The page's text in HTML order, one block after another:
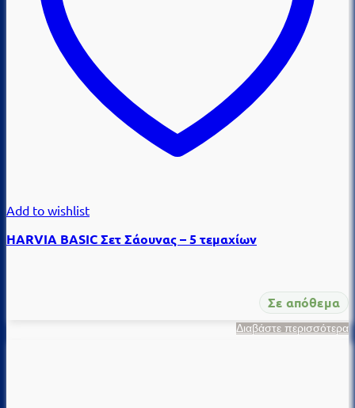
Add to wishlist
HARVIA BASIC Σετ Σάουνας – 5 τεμαχίων
Σε απόθεμα
Διαβάστε περισσότερα